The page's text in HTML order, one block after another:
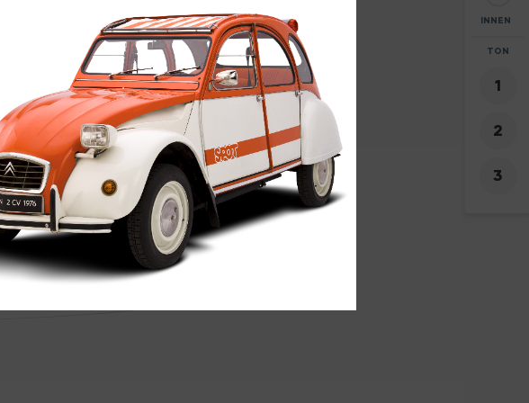
28
INNEN
TON